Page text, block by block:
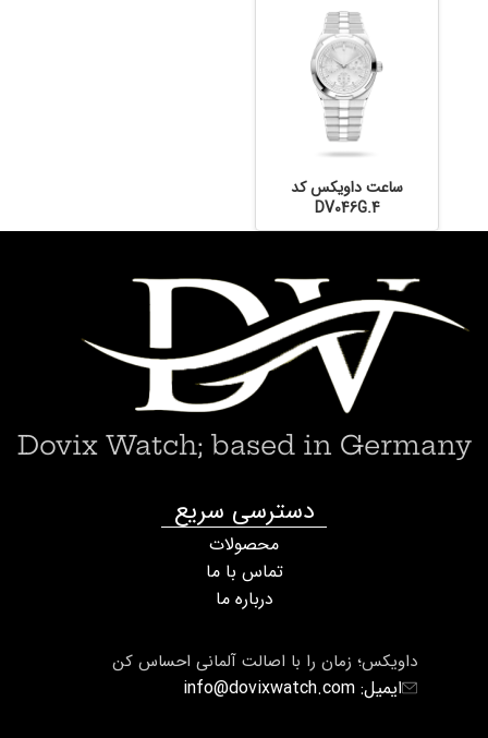
ساعت داویکس کد
DV046G.4
داویکس؛ زمان را با اصالت آلمانی احساس کن
ایمیل: info@dovixwatch.com
دسترسی سریع
محصولات
تماس با ما
درباره ما
Dovix Watch; based in Germany